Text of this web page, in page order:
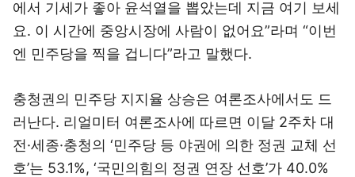
에서 기세가 좋아 윤석열을 뽑았는데 지금 여기 보세
요. 이 시간에 중앙시장에 사람이 없어요”라며 “이번
엔 민주당을 찍을 겁니다”라고 말했다.
충청권의 민주당 지지율 상승은 여론조사에서도 드
러난다. 리얼미터 여론조사에 따르면 이달 2주차 대
전·세종·충청의 ‘민주당 등 야권에 의한 정권 교체 선
호’는 53.1%, ‘국민의힘의 정권 연장 선호’가 40.0%